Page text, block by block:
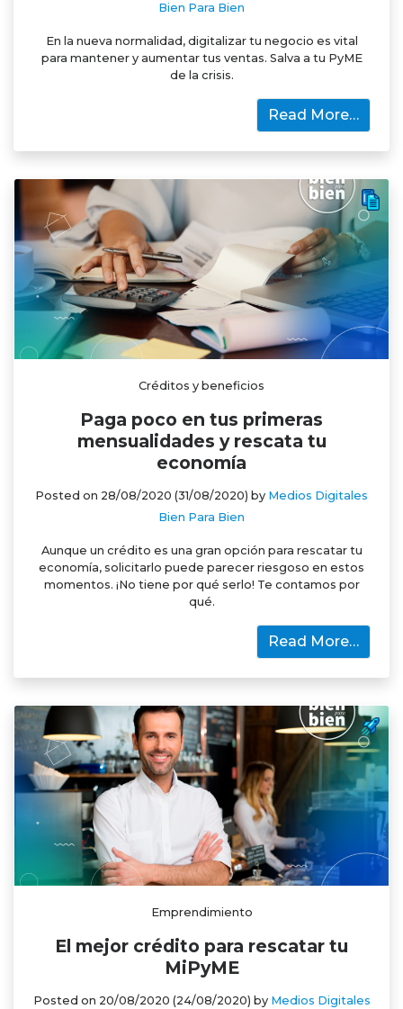
Bien Para Bien
En la nueva normalidad, digitalizar tu negocio es vital
para mantener y aumentar tus ventas. Salva a tu PyME
de la crisis.
Read More…
Créditos y beneficios
Paga poco en tus primeras
mensualidades y rescata tu
economía
Posted on 28/08/2020 (31/08/2020) by Medios Digitales
Bien Para Bien
Aunque un crédito es una gran opción para rescatar tu
economía, solicitarlo puede parecer riesgoso en estos
momentos. ¡No tiene por qué serlo! Te contamos por
qué.
Read More…
Emprendimiento
El mejor crédito para rescatar tu
MiPyME
Posted on 20/08/2020 (24/08/2020) byMedios Digitales